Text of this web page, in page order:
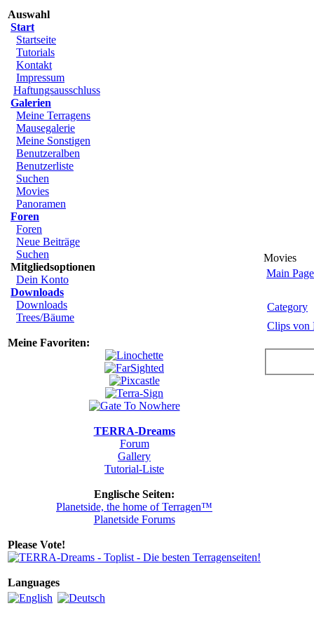
Auswahl
Start
Startseite
Tutorials
Kontakt
Impressum
Haftungsausschluss
Galerien
Meine Terragens
Mausegalerie
Meine Sonstigen
Benutzeralben
Benutzerliste
Suchen
Movies
Panoramen
Foren
Foren
Neue Beiträge
Suchen
Mitgliedsoptionen
Dein Konto
Downloads
Downloads
Trees/Bäume
Meine Favoriten:
TERRA-Dreams
Forum
Gallery
Tutorial-Liste
Englische Seiten:
Planetside, the home of Terragen™
Planetside Forums
Please Vote!
Languages
Movies
Main Page
Category
Clips von